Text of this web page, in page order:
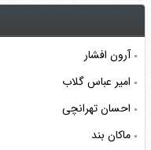
آرون افشار
امیر عباس گلاب
احسان تهرانچی
ماکان بند